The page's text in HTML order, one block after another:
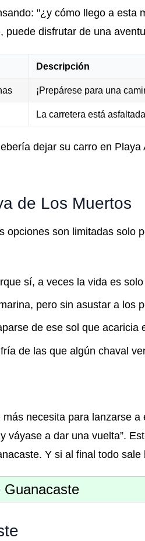
"¿y cómo llego a
puede disfrutar de una
Descripción
¡Prepárese para una
La carretera está
dejar su carro en
de Los Muertos
opciones son limitadas solo
sí, a veces la vida es
pero sin asustar a los
de ese sol que acaricia
de las que algún chaval
necesita para lanzarse
váyase a dar una vuelta”.
Y si al final todo sale
Guanacaste